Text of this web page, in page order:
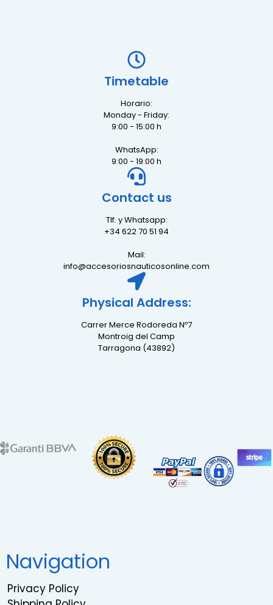
Timetable
Horario:
Monday - Friday:
9:00 - 15:00 h
WhatsApp:
9:00 - 19:00 h
Contact us
Tlf. y Whatsapp:
+34 622 70 51 94
Mail:
info@accesoriosnauticosonline.com
Physical Address:
Carrer Merce Rodoreda Nº7
Montroig del Camp
Tarragona (43892)
Navigation
Privacy Policy